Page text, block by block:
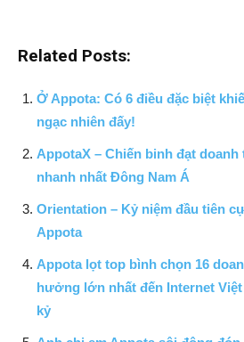
Related Posts:
Ở Appota: Có 6 điều đặc biệt
ngạc nhiên đấy!
AppotaX – Chiến binh đạt
nhanh nhất Đông Nam Á
Orientation – Kỷ niệm đầu tiên
Appota
Appota lọt top bình chọn 16
hưởng lớn nhất đến Internet
kỷ